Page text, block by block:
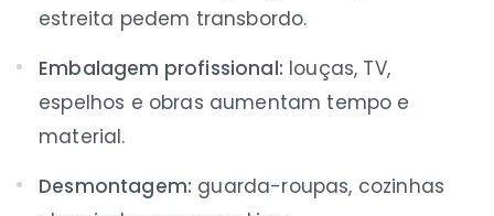
estreita pedem transbordo.
Embalagem profissional: louças, TV,
espelhos e obras aumentam tempo e
material.
Desmontagem: guarda-roupas, cozinhas